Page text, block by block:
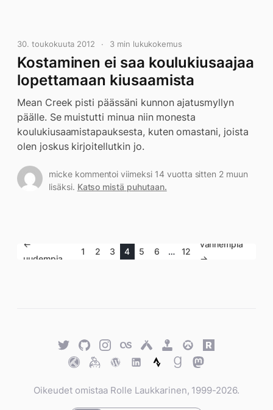
30. toukokuuta 2012 3 min lukukokemus
Kostaminen ei saa koulukiusaajaa
lopettamaan kiusaamista
Mean Creek pisti päässäni kunnon ajatusmyllyn
päälle. Se muistutti minua niin monesta
koulukiusaamistapauksesta, kuten omastani, joista
olen joskus kirjoitellutkin jo.
micke kommentoi viimeksi 14 vuotta sitten 2 muun
lisäksi. Katso mistä puhutaan.
←
uudempia
1 2 3 4 5 6 … 12
vanhempia
→
TwitterGitHubTwitterLast.fmUntappd
Retro
Achievements
Overwatch
Rawg.io
TraktKeybaseWordPress
WordPress
StravaGoodreads
Mastodon
Oikeudet omistaa Rolle Laukkarinen, 1999-2026.